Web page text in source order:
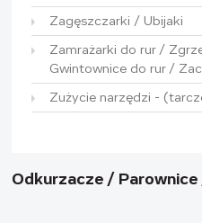
Zagęszczarki / Ubijaki
Zamrażarki do rur /
Gwintownice do rur /
Zużycie narzędzi -
Odkurzacze /